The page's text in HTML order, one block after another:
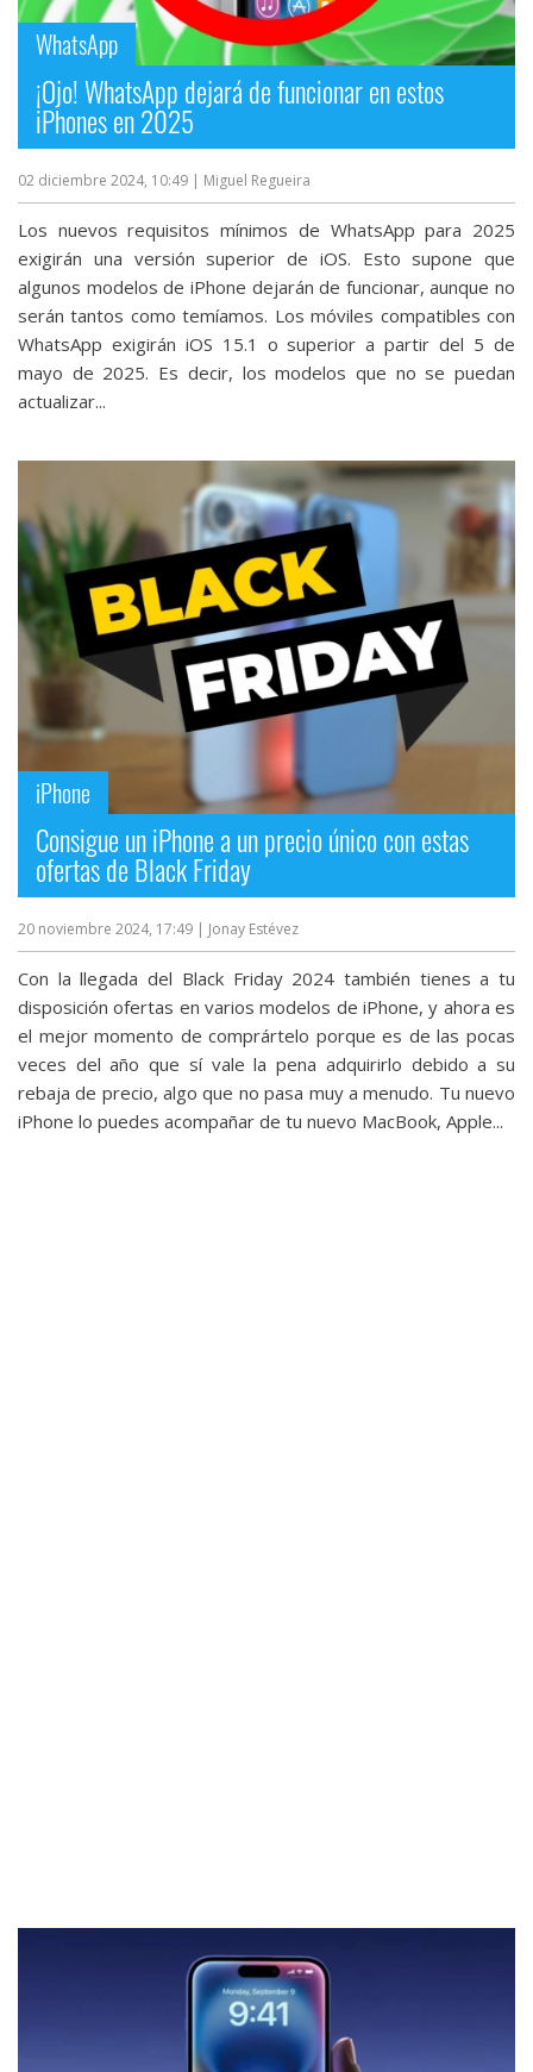
WhatsApp
¡Ojo! WhatsApp dejará de funcionar en estos
iPhones en 2025
02 diciembre 2024, 10:49 | Miguel Regueira
Los nuevos requisitos mínimos de WhatsApp para 2025
exigirán una versión superior de iOS. Esto supone que
algunos modelos de iPhone dejarán de funcionar, aunque no
serán tantos como temíamos. Los móviles compatibles con
WhatsApp exigirán iOS 15.1 o superior a partir del 5 de
mayo de 2025. Es decir, los modelos que no se puedan
actualizar...
iPhone
Consigue un iPhone a un precio único con estas
ofertas de Black Friday
20 noviembre 2024, 17:49 | Jonay Estévez
Con la llegada del Black Friday 2024 también tienes a tu
disposición ofertas en varios modelos de iPhone, y ahora es
el mejor momento de comprártelo porque es de las pocas
veces del año que sí vale la pena adquirirlo debido a su
rebaja de precio, algo que no pasa muy a menudo. Tu nuevo
iPhone lo puedes acompañar de tu nuevo MacBook, Apple...